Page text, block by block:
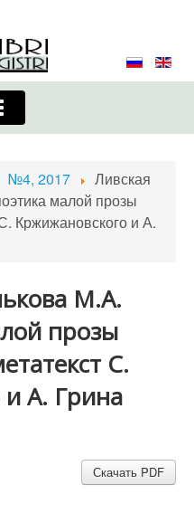
к оформлению
Учредители
Устав
№4, 2017
Ливская
малой прозы
Кржижановского и А.
М.А.
прозы
С.
А. Грина
Скачать PDF